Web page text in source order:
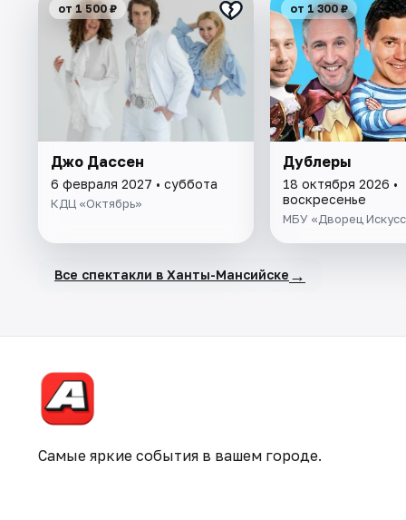
от 1 500 ₽
Джо Дассен
6 февраля 2027 • суббота
КДЦ «Октябрь»
от 1 300 ₽
Дублеры
18 октября 2026 •
воскресенье
МБУ «Дворец
Все спектакли в Ханты-Мансийске →
Самые яркие события в вашем городе.